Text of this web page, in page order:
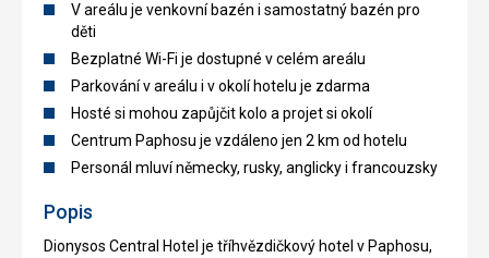
V areálu je venkovní bazén i samostatný bazén pro
děti
Bezplatné Wi-Fi je dostupné v celém areálu
Parkování v areálu i v okolí hotelu je zdarma
Hosté si mohou zapůjčit kolo a projet si okolí
Centrum Paphosu je vzdáleno jen 2 km od hotelu
Personál mluví německy, rusky, anglicky i francouzsky
Popis
Dionysos Central Hotel je tříhvězdičkový hotel v Paphosu,